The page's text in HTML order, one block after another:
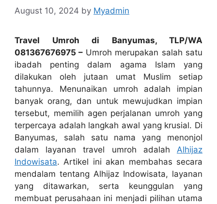
August 10, 2024 by Myadmin
Travel Umroh di Banyumas, TLP/WA
081367676975 – Umroh merupakan salah satu
ibadah penting dalam agama Islam yang
dilakukan oleh jutaan umat Muslim setiap
tahunnya. Menunaikan umroh adalah impian
banyak orang, dan untuk mewujudkan impian
tersebut, memilih agen perjalanan umroh yang
terpercaya adalah langkah awal yang krusial. Di
Banyumas, salah satu nama yang menonjol
dalam layanan travel umroh adalah Alhijaz
Indowisata. Artikel ini akan membahas secara
mendalam tentang Alhijaz Indowisata, layanan
yang ditawarkan, serta keunggulan yang
membuat perusahaan ini menjadi pilihan utama